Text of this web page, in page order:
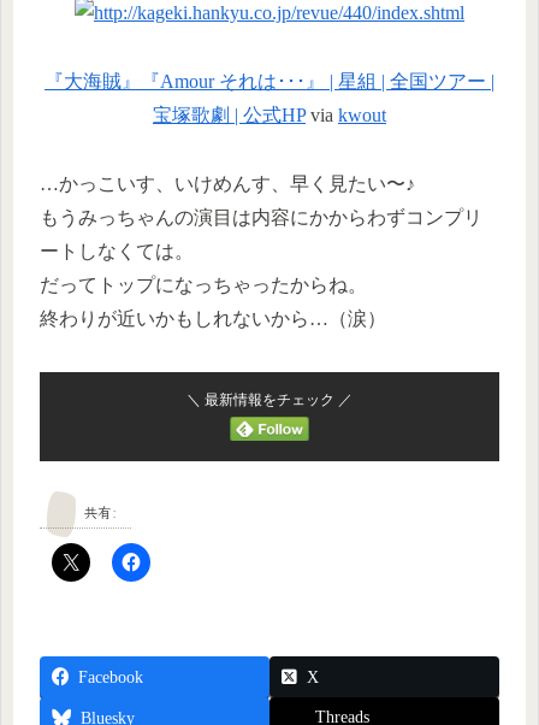
『大海賊』『Amour それは･･･』 | 星組 | 全国ツアー |
宝塚歌劇 | 公式HPvia kwout
…かっこいす、いけめんす、早く見たい〜♪
もうみっちゃんの演目は内容にかからわずコンプリ
ートしなくては。
だってトップになっちゃったからね。
終わりが近いかもしれないから…（涙）
＼ 最新情報をチェック ／
共有:
Facebook X
Bluesky Threads